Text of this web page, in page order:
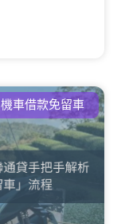
機車借款免留車